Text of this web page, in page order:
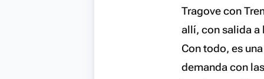
Tragove con
allí, con salida a
Con todo, es
demanda con